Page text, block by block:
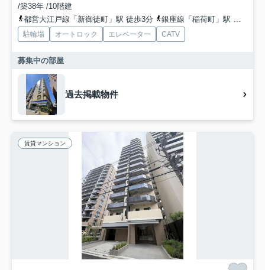
/築38年 /10階建
都営大江戸線「新御徒町」駅 徒歩3分
銀座線「稲荷町」駅 徒歩9分
駐輪場 オートロック エレベーター CATV
募集中の部屋
過去掲載物件
賃貸マンション